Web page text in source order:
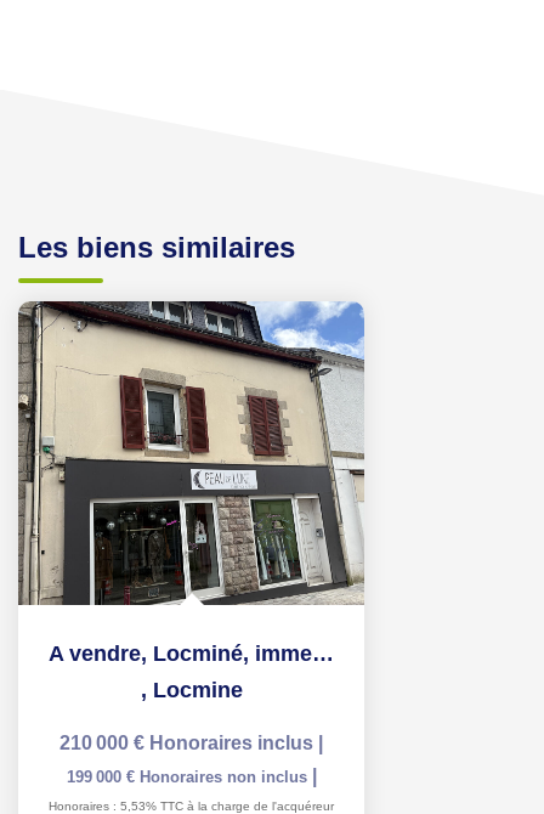
Les biens similaires
A vendre, Locminé, immeuble avec local + appartement
, Locmine
210 000 € Honoraires inclus
199 000 € Honoraires non inclus
Honoraires : 5,53% TTC à la charge de l'acquéreur